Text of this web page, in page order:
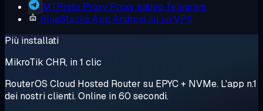
MTProto Proxy Proxy nativo Telegram
BlueStacks App Android su un VPS
Più installati
MikroTik CHR, in 1 clic
RouterOS Cloud Hosted Router su EPYC + NVMe. L'app n.1
dei nostri clienti. Online in 60 secondi.